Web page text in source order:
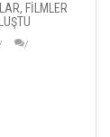
FİLMLER